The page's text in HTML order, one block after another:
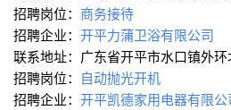
招聘岗位： 商务接待
招聘企业： 开平力蒲卫浴有限公司
联系地址：广东省开平市水口镇外
招聘岗位： 自动抛光开机
招聘企业： 开平凯德家用电器有限公